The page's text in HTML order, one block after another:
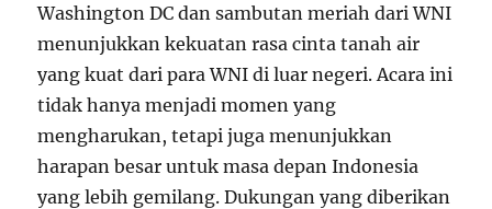
Washington DC dan sambutan meriah dari WNI
menunjukkan kekuatan rasa cinta tanah air
yang kuat dari para WNI di luar negeri. Acara ini
tidak hanya menjadi momen yang
mengharukan, tetapi juga menunjukkan
harapan besar untuk masa depan Indonesia
yang lebih gemilang. Dukungan yang diberikan